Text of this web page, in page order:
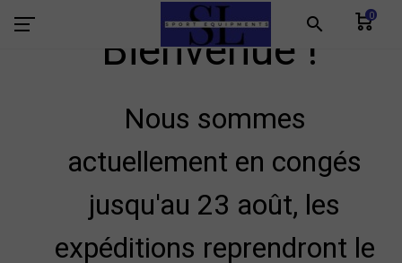
search 0
Bienvenue !
Nous sommes
actuellement en congés
jusqu'au 23 août, les
expéditions reprendront le